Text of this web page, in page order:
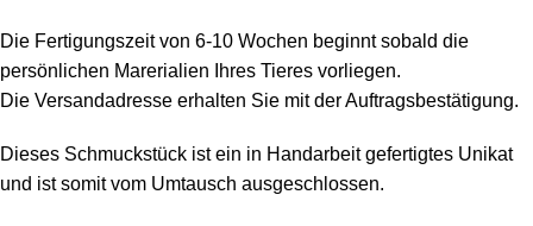
Die Fertigungszeit von 6-10 Wochen beginnt sobald die
persönlichen Marerialien Ihres Tieres vorliegen.
Die Versandadresse erhalten Sie mit der Auftragsbestätigung.
Dieses Schmuckstück ist ein in Handarbeit gefertigtes Unikat
und ist somit vom Umtausch ausgeschlossen.